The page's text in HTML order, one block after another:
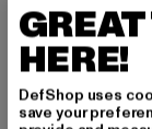
URBAN
HERE!
DefShop uses
save your